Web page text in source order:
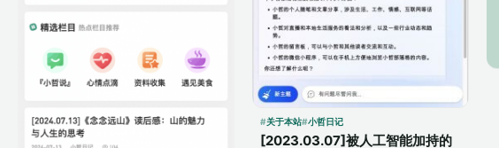
关于本站 小哲日记
[2023.03.07]被人工智能加持的